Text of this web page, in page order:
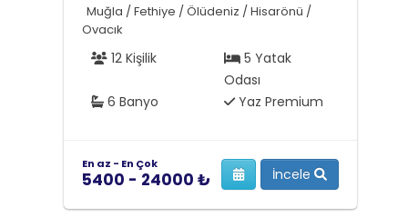
Muğla / Fethiye / Ölüdeniz / Hisarönü /
Ovacık
12 Kişilik
5 Yatak
Odası
6 Banyo
Yaz Premium
En az - En Çok
5400 - 24000 ₺ İncele